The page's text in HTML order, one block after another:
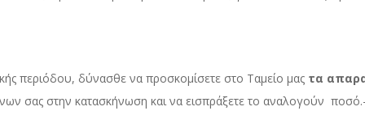
δύνασθε να προσκομίσετε στο Ταμείο μας τα
σας στην κατασκήνωση και να εισπράξετε το αναλογούν ποσό.-